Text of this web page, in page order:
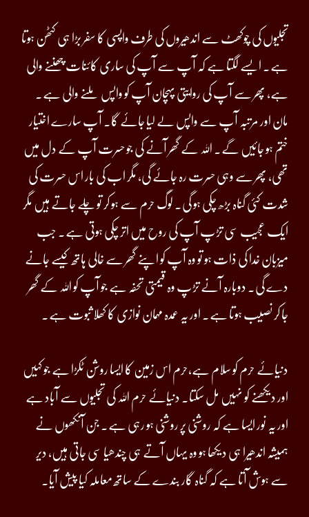
تجلیوں کی چوکھٹ سے اندھیروں کی طرف واپسی کا سفر بڑا ہی کٹھن ہوتا
ہے۔ ایسے لگتا ہے کہ آپ سے آپ کی ساری کائنات چھننے والی
ہے، پھر سے آپ کی روایتی پہچان آپ کو واپس ملنے والی ہے۔
مان اور مرتبہ آپ سے واپس لے لیا جائے گا۔ آپ سارے اختیار
ختم ہو جائیں گے۔ اللہ کے گھر آنے کی جو حسرت آپ کے دل میں
تھی، پھر سے وہی حسرت رہ جائے گی، مگر اب کی بار اس حسرت کی
شدت کئی گناہ بڑھ چکی ہو گی۔ لوگ حرم سے ہو کر تو چلے جاتے ہیں مگر
ایک عجیب سی تڑپ آپ کی روح میں اتر چکی ہوتی ہے۔ جب
میزبان خدا کی ذات ہو تو وہ آپ کو اپنے گھر سے خالی ہاتھ کیسے جانے
دے گی۔ دوبارہ آنے تڑپ وہ قیمتی تحفہ ہے جو آپ کو اللہ کے گھر
جا کر نصیب ہوتا ہے۔ اور یہ عمدہ مہمان نوازی کا کھلا ثبوت ہے۔
دنیائے حرم کو سلام ہے،حرم اس زمین کا ایسا روشن ٹکڑا ہے جو کہیں
اور دیکھنے کو نہیں مل سکتا۔ دنیائے حرم اللہ کی تجلیوں سے آباد ہے
اور یہ نور ایسا ہے کہ روشنی پر روشنی ہو رہی ہے۔ جن آنکھوں نے
ہمیشہ اندھیرا ہی دیکھا ہو وہ یہاں آتے ہی چندھیا سی جاتی ہیں، دیر
سے ہوش آتا ہے کہ گناہ گار بندے کے ساتھ معاملہ کیا پیش آیا۔